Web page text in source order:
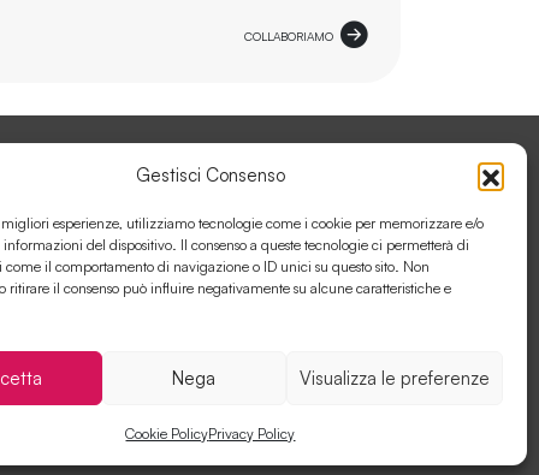
Gestisci Consenso
esperienze, utilizziamo tecnologie come i cookie per memorizzare e/o
del dispositivo. Il consenso a queste tecnologie ci permetterà di
come il comportamento di navigazione o ID unici su questo sito. Non
ritirare il consenso può influire negativamente su alcune caratteristiche e
Nega Visualizza le preferenze
Cookie PolicyPrivacy Policy
COLLABORIAMO
CON ANTÌGENE